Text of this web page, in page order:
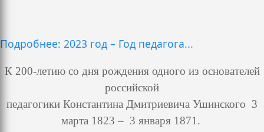
Подробнее: 2023 год – Год педагога...
К 200-летию со дня рождения одного из основателей
российской
педагогики Константина Дмитриевича Ушинского 3
марта 1823 – 3 января 1871.